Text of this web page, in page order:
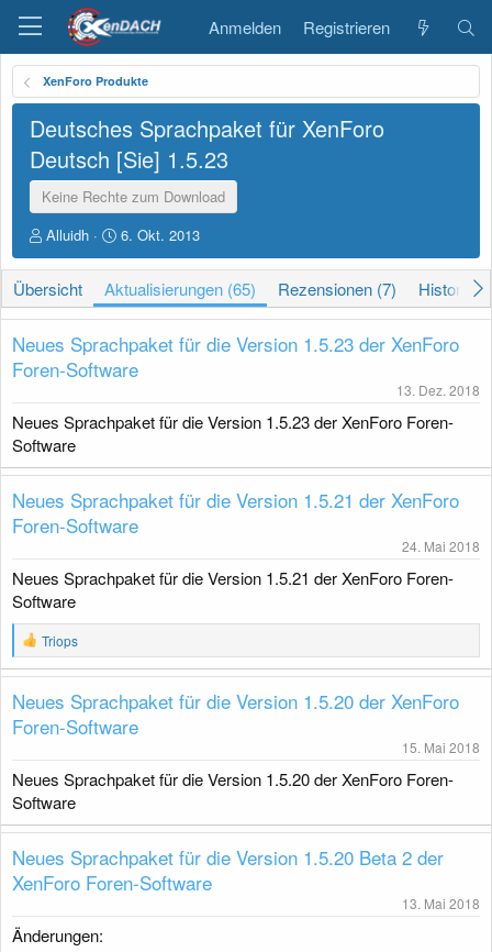
Anmelden Registrieren
XenForo Produkte
Deutsches Sprachpaket für XenForo
Deutsch [Sie] 1.5.23
Keine Rechte zum Download
A
u
t
o
r
Alluidh
D
a
t
u
m
E
r
s
l
u
n
g
6. Okt. 2013
Übersicht Aktualisierungen (65) Rezensionen (7) Historie
Neues Sprachpaket für die Version 1.5.23 der XenForo
Foren-Software
13. Dez. 2018
Neues Sprachpaket für die Version 1.5.23 der XenForo Foren-
Software
Neues Sprachpaket für die Version 1.5.21 der XenForo
Foren-Software
24. Mai 2018
Neues Sprachpaket für die Version 1.5.21 der XenForo Foren-
Software
R
e
a
t
i
e
n
:
Triops
Neues Sprachpaket für die Version 1.5.20 der XenForo
Foren-Software
15. Mai 2018
Neues Sprachpaket für die Version 1.5.20 der XenForo Foren-
Software
Neues Sprachpaket für die Version 1.5.20 Beta 2 der
XenForo Foren-Software
13. Mai 2018
Änderungen: